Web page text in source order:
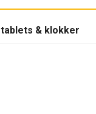
& klokker